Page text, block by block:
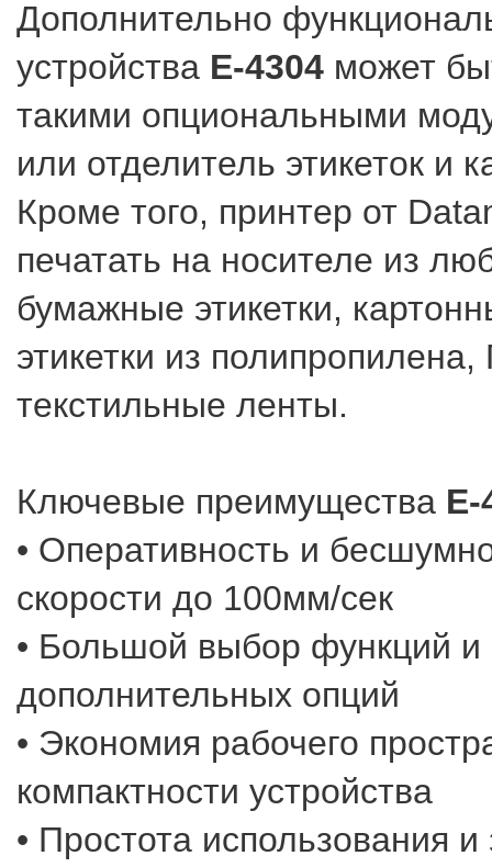
Дополнительно
устройства E-4304 может
такими опциональными
или отделитель этикеток и
Кроме того, принтер от
печатать на носителе из
бумажные этикетки,
этикетки из
текстильные ленты.
Ключевые преимущества E-
• Оперативность и
скорости до 100мм/сек
• Большой выбор функций и
дополнительных опций
• Экономия рабочего
компактности устройства
• Простота использования